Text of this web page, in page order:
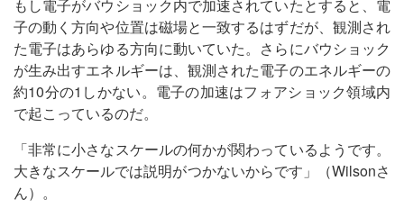
もし電子がバウショック内で加速されていたとすると、電
子の動く方向や位置は磁場と一致するはずだが、観測され
た電子はあらゆる方向に動いていた。さらにバウショック
が生み出すエネルギーは、観測された電子のエネルギーの
約10分の1しかない。電子の加速はフォアショック領域内
で起こっているのだ。
「非常に小さなスケールの何かが関わっているようです。
大きなスケールでは説明がつかないからです」（Wilsonさ
ん）。